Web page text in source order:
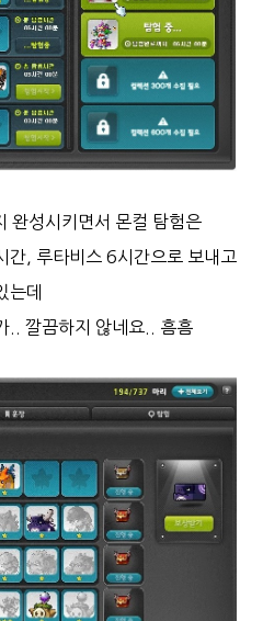
완성시키면서 몬컬 탐험은
, 루타비스 6시간으로 보내고
는데
.. 깔끔하지 않네요.. 흠흠